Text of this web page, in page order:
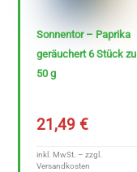
Sonnentor – Paprika
geräuchert 6 Stück zu
50 g
21,49€
inkl. MwSt. – zzgl.
Versandkosten